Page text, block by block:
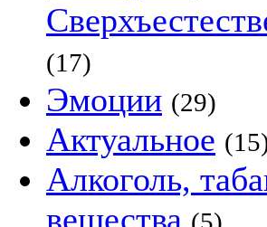
(17)
Эмоции (29)
Актуальное
Алкоголь,
вещества